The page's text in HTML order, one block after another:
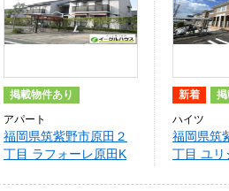
掲載物件あり
アパート
福岡県筑紫野市原田２
丁目 ラフォーレ原田K
新着 掲
ハイツ
福岡県筑
丁目 ユリ